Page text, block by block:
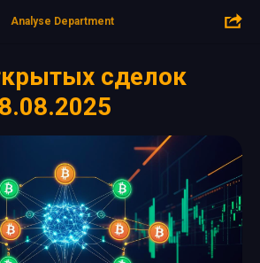
Analyse Department
сделок